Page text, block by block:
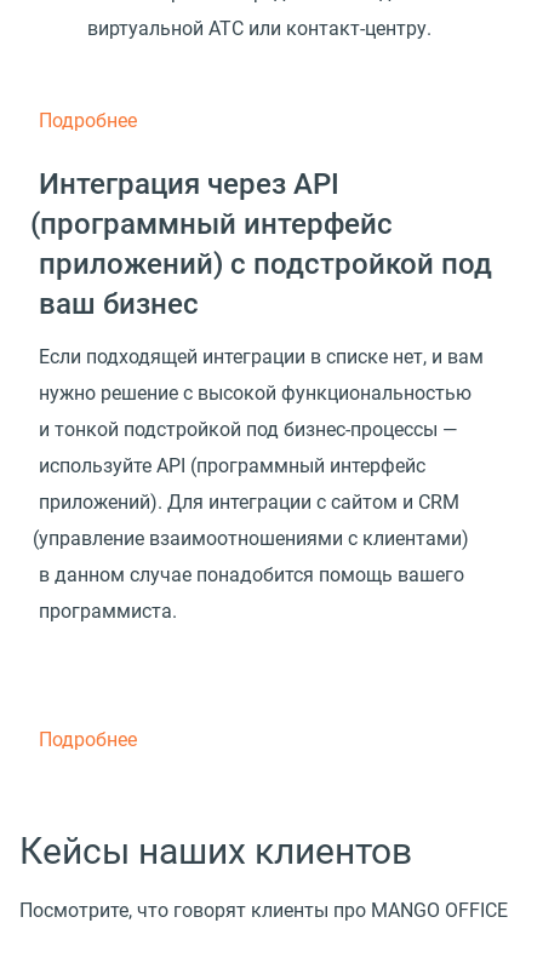
виртуальной АТС или контакт-центру.
Подробнее
Интеграция через API
(программный интерфейс
приложений) с подстройкой под
ваш бизнес
Если подходящей интеграции в списке нет, и вам
нужно решение с высокой функциональностью
и тонкой подстройкой под бизнес-процессы —
используйте API (программный интерфейс
приложений). Для интеграции с сайтом и CRM
(управление взаимоотношениями с клиентами)
в данном случае понадобится помощь вашего
программиста.
Подробнее
Кейсы наших клиентов
Посмотрите, что говорят клиенты про MANGO OFFICE